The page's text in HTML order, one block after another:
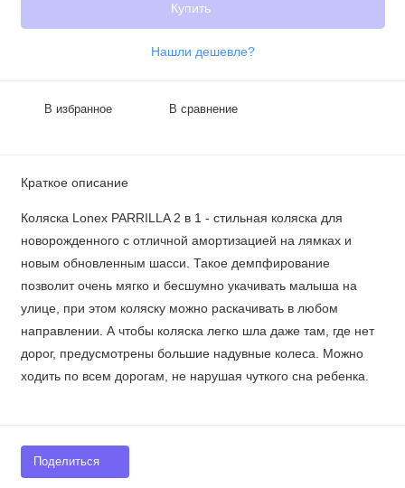
Купить
Нашли дешевле?
В избранное В сравнение
Краткое описание
Коляска Lonex PARRILLA 2 в 1 - стильная коляска для
новорожденного с отличной амортизацией на лямках и
новым обновленным шасси. Такое демпфирование
позволит очень мягко и бесшумно укачивать малыша на
улице, при этом коляску можно раскачивать в любом
направлении. А чтобы коляска легко шла даже там, где нет
дорог, предусмотрены большие надувные колеса. Можно
ходить по всем дорогам, не нарушая чуткого сна ребенка.
Поделиться